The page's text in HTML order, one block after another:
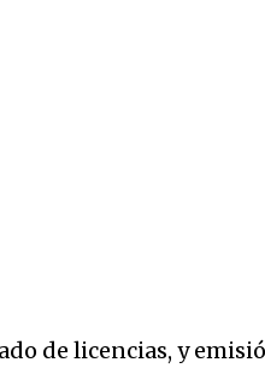
de licencias, y